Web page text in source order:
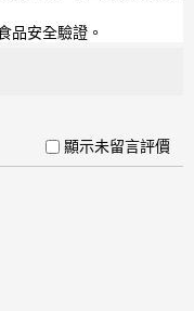
品安全驗證。
顯示未留言評價